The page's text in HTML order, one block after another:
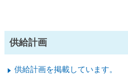
供給計画
供給計画を掲載しています。